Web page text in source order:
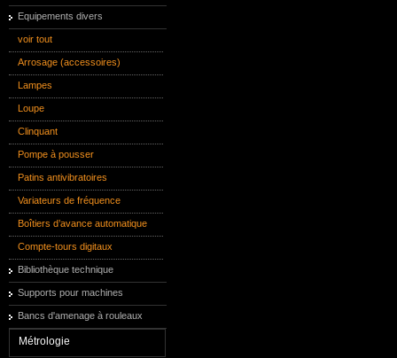
Equipements divers
voir tout
Arrosage (accessoires)
Lampes
Loupe
Clinquant
Pompe à pousser
Patins antivibratoires
Variateurs de fréquence
Boîtiers d’avance automatique
Compte-tours digitaux
Bibliothèque technique
Supports pour machines
Bancs d'amenage à rouleaux
Métrologie